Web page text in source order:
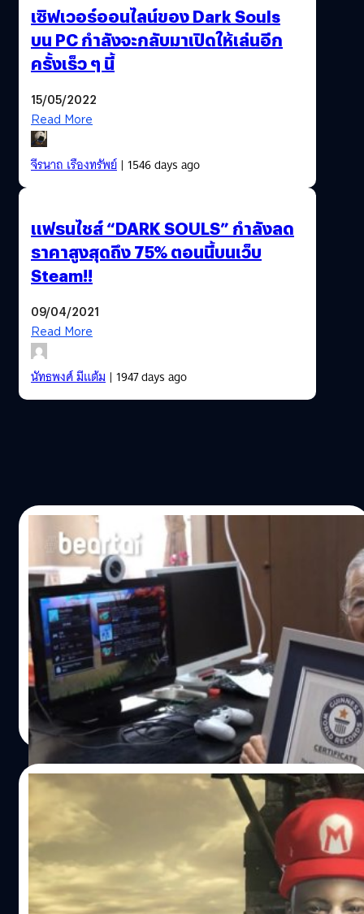
เซิฟเวอร์ออนไลน์ของ Dark Souls
บน PC กำลังจะกลับมาเปิดให้เล่นอีก
ครั้งเร็ว ๆ นี้
15/05/2022
Read More
จีรนาถ เรืองทรัพย์| 1546 days ago
แฟรนไชส์ “DARK SOULS” กำลังลด
ราคาสูงสุดถึง 75% ตอนนี้บนเว็บ
Steam!!
09/04/2021
Read More
นัทธพงศ์ มีแต้ม| 1947 days ago
20/05/2020
คุณยายวัย 90 ได้ตำแหน่ง ยูทูบเบอร์ วิดีโอเกม
อายุมากที่สุดในโลก
ฮามาโกะ โมริ คุณยายชาวญี่ปุ่นวัย 90 ปี เธอมีแฟน ๆ กลุ่ม
เฉพาะที่ชื่นชมและคอยติดตามผลงานของเธอผ่านช่องทางยู
ทูบ มากถึง 250,000 คน เธอได้รับฉายาว่า Gamer Grandma
เมื่อต้นเดือนพฤษภาคม นี้เอง ที่กินเน็ส เวิล์ด เร็กคอร์ด ได้
มอบตำแหน่ง ยูทูบเบอร์ นักเล่นเกม ที่อายุมากที่สุดใน
โลก"หลังจากใช้ชีวิตยืนยาวมาจนถึงปูนนี้ ทำให้ฉันมั่นใจ
มากว่าการเล่นเกมคือทางเลือกที่ถูกต้องที่สุด มันทำให้ฉันมี
ความสุขกับการใช้ชีวิตมากขึ้น"ฮามาโกะ โมริ กล่าวในวาระที่ได้
รับตำแหน่งจาก กินเน็ส ฮามาโกะ เริ่มเล่นเกมเมื่อ 39 ปีที่แล้ว
เธอเล่นตั้งแต่ยังเป็นยุคที่ใช้ตลับเกมเล่น คุณยายยังสะสม
เครื่องเล่น และตลับเกมของเธอไว้ทั้งหมด แต่ช่วงนี้เธอ
หลงใหลกับเครื่อง PlayStation 4 มากที่สุด แต่มาเริ่มเปิดช่อง
ยูทูบของตัวเองเมื่อปี 2015 นี้เอง คุณยายจะปล่อยวิดีโอใหม่ ๆ
เฉลี่ยเดือนละ 4 ครั้ง ในแต่ละคลิปนั้น จะมีทั้งโชว์แกะกล่อง
คอนโซลเกมใหม่ ๆ ไปจนถึงการโชว์เล่นวิดีโอเกม คุณยายเผย
สุชยา เกษจำรัส | 2271 days ago
Read More
14/07/2017
มาดูคลิปเกม Super Mario Odyssey ที่มารวม
ร่างกับ Dark Souls 3 !!
ชมคลิป Dark Souls Odyssey ฉบับรวมร่างของ มาริโอ กับเกม
โหด Dark Souls